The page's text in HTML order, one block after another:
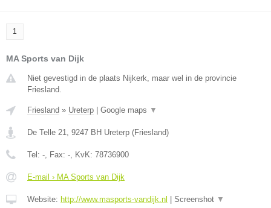
1
MA Sports van Dijk
Niet gevestigd in de plaats Nijkerk, maar wel in de provincie
Friesland.
Friesland » Ureterp Google maps ▼
De Telle 21, 9247 BH Ureterp (Friesland)
Tel: -, Fax: -, KvK: 78736900
E-mail › MA Sports van Dijk
Website: http://www.masports-vandijk.nl Screenshot ▼